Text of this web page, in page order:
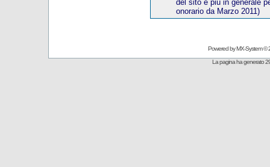
del sito e più in generale
onorario da Marzo 2011)
Powered byMX-System©
La pagina ha generato